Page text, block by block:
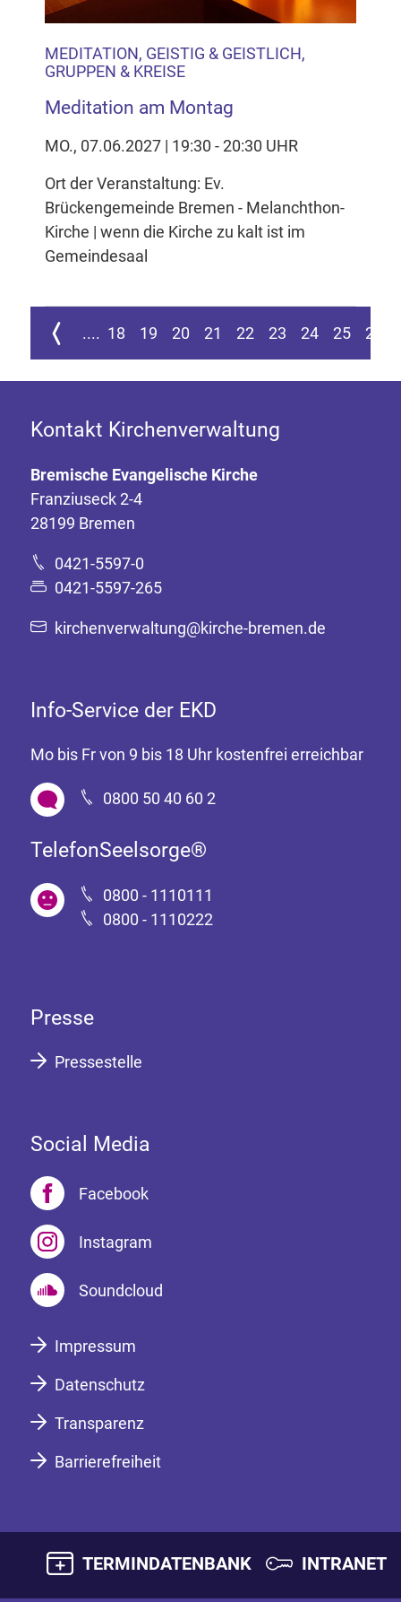
MEDITATION, GEISTIG & GEISTLICH,
GRUPPEN & KREISE
Meditation am Montag
MO., 07.06.2027 | 19:30 - 20:30 UHR
Ort der Veranstaltung: Ev.
Brückengemeinde Bremen - Melanchthon-
Kirche | wenn die Kirche zu kalt ist im
Gemeindesaal
ersten Seite springen
Zur vorherigen Seite
.... 18 19 20 21 22 23 24 25 26
Kontakt Kirchenverwaltung
Bremische Evangelische Kirche
Franziuseck 2-4
28199 Bremen
0421-5597-0
0421-5597-265
kirchenverwaltung@kirche-bremen.de
Info-Service der EKD
Mo bis Fr von 9 bis 18 Uhr kostenfrei erreichbar
0800 50 40 60 2
TelefonSeelsorge®
0800 - 1110111
0800 - 1110222
Presse
Pressestelle
Social Media
Facebook
Instagram
Soundcloud
Impressum
Datenschutz
Transparenz
Barrierefreiheit
TERMINDATENBANK INTRANET